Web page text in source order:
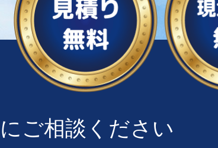
ご相談ください